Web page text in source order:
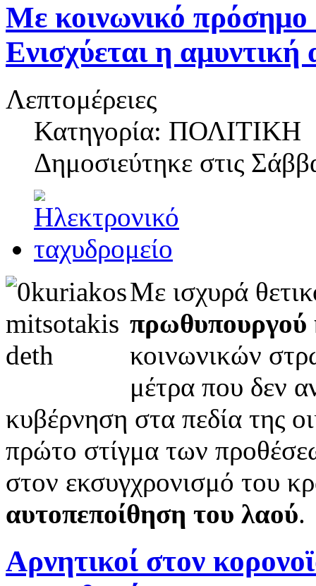
Με κοινωνικό πρόσημο
Ενισχύεται η
Λεπτομέρειες
Κατηγορία: ΠΟΛΙΤΙΚΗ
Δημοσιεύτηκε στις
Με ισχυρά
κοινωνικών
μέτρα που δεν
κυβέρνηση στα πεδία της
πρώτο στίγμα των
στον εκσυγχρονισμό του
αυτοπεποίθηση του λαού.
Αρνητικοί στον